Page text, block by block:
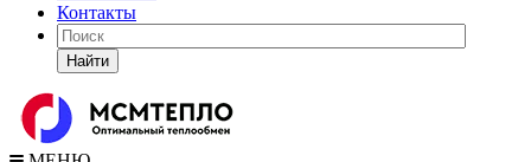
Контакты
Найти